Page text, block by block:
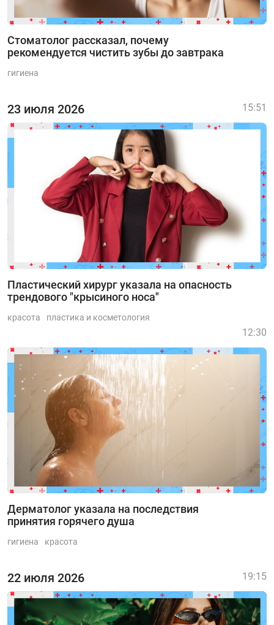
Стоматолог рассказал, почему
рекомендуется чистить зубы до завтрака
гигиена
23 июля 2026
Пластический хирург указала на опасность
трендового "крысиного носа"
15:51
красота пластика и косметология
Дерматолог указала на последствия
принятия горячего душа
12:30
гигиена красота
22 июля 2026 19:15